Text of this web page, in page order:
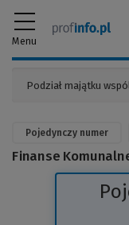
Menu
Pojedynczy numer
Finanse